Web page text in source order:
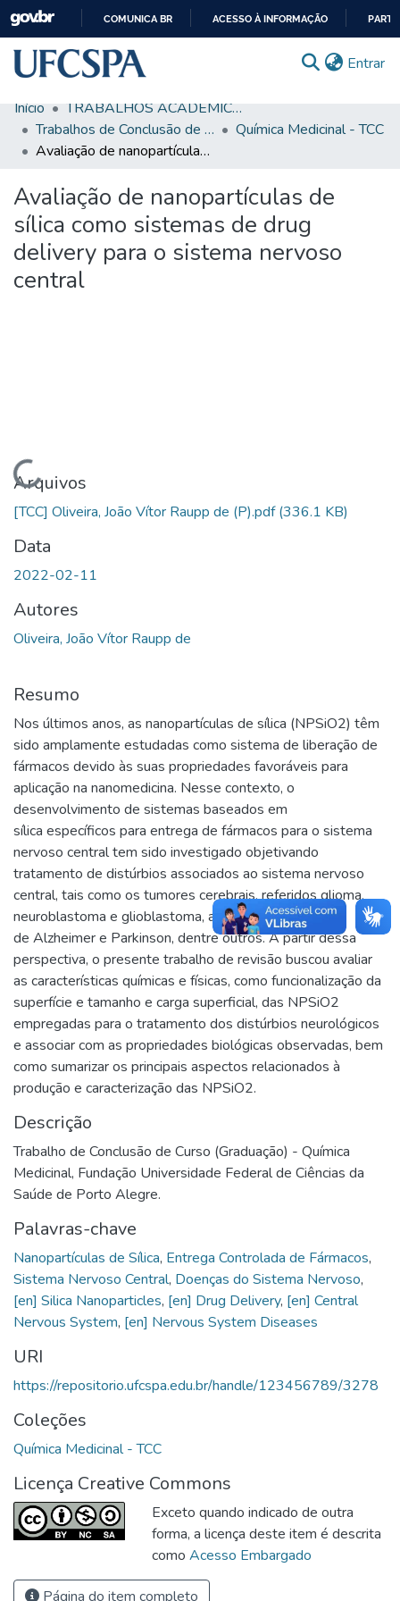
CONTEÚDO
COMUNICA BR ACESSO À INFORMAÇÃO
Entrar
Comunidades & Coleções
Busca Facetada
Estatísticas
Autoarquivamento
Sobre o RI-UFCSPA
Início
TRABALHOS ACADÊMICOS
Trabalhos de Conclusão de Curso de Graduação
Química Medicinal - TCC
Avaliação de nanopartículas de sílica como sistemas de drug delivery para o sistema nervoso central
Avaliação de nanopartículas de
sílica como sistemas de drug
delivery para o sistema nervoso
central
Carregando...
Arquivos
[TCC] Oliveira, João Vítor Raupp de (P).pdf(336.1 KB)
Data
2022-02-11
Autores
Oliveira, João Vítor Raupp de
Resumo
Nos últimos anos, as nanopartículas de sílica (NPSiO2) têm
sido amplamente estudadas como sistema de liberação de
fármacos devido às suas propriedades favoráveis para
aplicação na nanomedicina. Nesse contexto, o
desenvolvimento de sistemas baseados em
sílica específicos para entrega de fármacos para o sistema
nervoso central tem sido investigado objetivando
tratamento de distúrbios associados ao sistema nervoso
central, tais como os tumores cerebrais, referidos glioma,
neuroblastoma e glioblastoma, além das doenças
de Alzheimer e Parkinson, dentre outros. A partir dessa
perspectiva, o presente trabalho de revisão buscou avaliar
as características químicas e físicas, como funcionalização da
superfície e tamanho e carga superficial, das NPSiO2
empregadas para o tratamento dos distúrbios neurológicos
e associar com as propriedades biológicas observadas, bem
como sumarizar os principais aspectos relacionados à
produção e caracterização das NPSiO2.
Descrição
Trabalho de Conclusão de Curso (Graduação) - Química
Medicinal, Fundação Universidade Federal de Ciências da
Saúde de Porto Alegre.
Palavras-chave
Nanopartículas de Sílica, Entrega Controlada de Fármacos,
Sistema Nervoso Central, Doenças do Sistema Nervoso,
[en] Silica Nanoparticles, [en] Drug Delivery, [en] Central
Nervous System, [en] Nervous System Diseases
URI
https://repositorio.ufcspa.edu.br/handle/123456789/3278
Coleções
Química Medicinal - TCC
Licença Creative Commons
Exceto quando indicado de outra
forma, a licença deste item é descrita
como Acesso Embargado
Página do item completo